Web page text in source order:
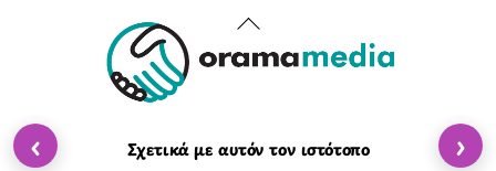
Back
To
Σχετικά με αυτόν τον ιστότοπο
‹ ›